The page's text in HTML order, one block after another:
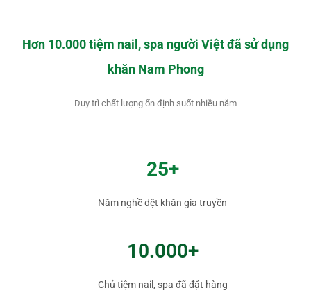
Hơn 10.000 tiệm nail, spa người Việt đã sử dụng
khăn Nam Phong
Duy trì chất lượng ổn định suốt nhiều năm
25+
Năm nghề dệt khăn gia truyền
10.000+
Chủ tiệm nail, spa đã đặt hàng